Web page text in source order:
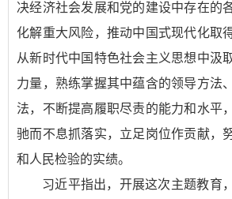
决经济社会发展和党的建设中存在的
化解重大风险，推动中国式现代化取
从新时代中国特色社会主义思想中汲
力量，熟练掌握其中蕴含的领导方法
法，不断提高履职尽责的能力和水平
驰而不息抓落实，立足岗位作贡献，
和人民检验的实绩。
习近平指出，开展这次主题教育